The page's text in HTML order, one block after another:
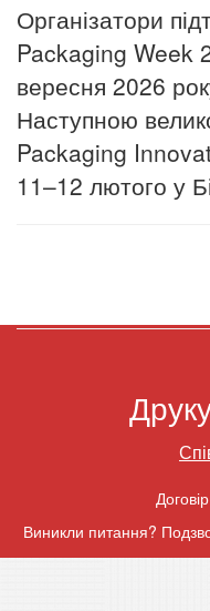
Організатори
Packaging Week
вересня 2026
Наступною
Packaging
11–12 лютого у
Виникли питання?